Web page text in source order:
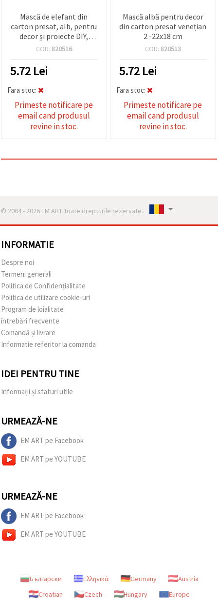
Mască de elefant din
carton presat, alb, pentru
decor și proiecte DIY,
24x20 cm
COD: 820516
5.72 Lei
Fara stoc:
Primeste notificare pe
email cand produsul
revine in stoc.
Mască albă pentru decor
din carton presat venețian
2 -22x18 cm
COD: 820513
5.72 Lei
Fara stoc:
Primeste notificare pe
email cand produsul
revine in stoc.
© 2004 - 2026 EM ART Toate drepturile rezervate..
INFORMATIE
Despre noi
Termeni generali
Politica de Confidențialitate
Politica de utilizare cookie-uri
Program de loialitate
întrebări frecvente
Comandă și livrare
Informatie referitor la comanda
IDEI PENTRU TINE
Informații și sfaturi utile
URMEAZĂ-NE
EM ART pe Facebook
EM ART pe YOUTUBE
URMEAZĂ-NE
EM ART pe Facebook
EM ART pe YOUTUBE
Български Ελληνικά Germany
Austria
Croatian
Czech Hungary
Europe